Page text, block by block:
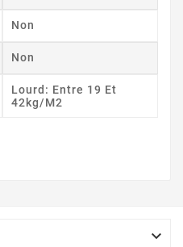
Non
Non
Lourd: Entre 19 Et
42kg/m2
